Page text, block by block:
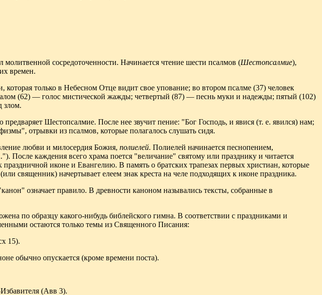
молитвенной сосредоточенности. Начинается чтение шести псалмов (Шестопсалмие),
времен.
только в Небесном Отце видит свое упование; во втором псалме (37) человек
(62) — голос мистической жажды; четвертый (87) — песнь муки и надежды; пятый (102)
злом.
Шестопсалмие. После нее звучит пение: "Бог Господь, и явися (т. е. явился) нам;
отрывки из псалмов, которые полагалось слушать сидя.
любви и милосердия Божия, полиелей. Полиелей начинается песнопением,
После каждения всего храма поется "величание" святому или празднику и читается
иконе и Евангелию. В память о братских трапезах первых христиан, которые
священник) начертывает елеем знак креста на челе подходящих к иконе праздника.
означает правило. В древности каноном назывались тексты, собранные в
по образцу какого-нибудь библейского гимна. В соответствии с праздниками и
остаются только темы из Священного Писания:
15).
обычно опускается (кроме времени поста).
(Авв 3).